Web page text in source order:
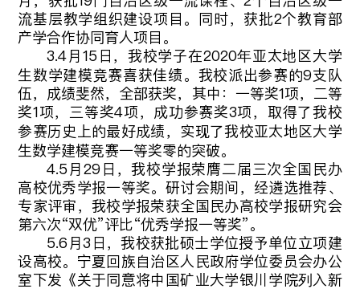
流基层教学组织建设项目。同时，获批2个教育部
产学合作协同育人项目。
3.4月15日，我校学子在2020年亚太地区大学
生数学建模竞赛喜获佳绩。我校派出参赛的9支队
伍，成绩斐然，全部获奖，其中：一等奖1项，二等
奖1项，三等奖4项，成功参赛奖3项，取得了我校
参赛历史上的最好成绩，实现了我校亚太地区大学
生数学建模竞赛一等奖零的突破。
4.5月29日，我校学报荣膺二届三次全国民办
高校优秀学报一等奖。研讨会期间，经遴选推荐、
专家评审，我校学报荣获全国民办高校学报研究会
第六次“双优”评比“优秀学报一等奖”。
5.6月3日，我校获批硕士学位授予单位立项建
设高校。宁夏回族自治区人民政府学位委员会办公
室下发《关于同意将中国矿业大学银川学院列入新